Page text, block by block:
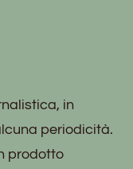
in
periodicità.
prodotto